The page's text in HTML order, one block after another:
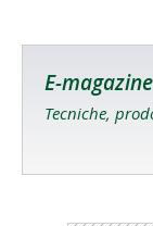
E-magazine
Tecniche,